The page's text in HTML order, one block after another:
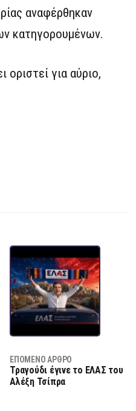
αναφέρθηκαν
κατηγορουμένων.
οριστεί για αύριο,
ΕΠΌΜΕΝΟ ΆΡΘΡΟ
Τραγούδι έγινε το ΕΛΑΣ του
Αλέξη Τσίπρα